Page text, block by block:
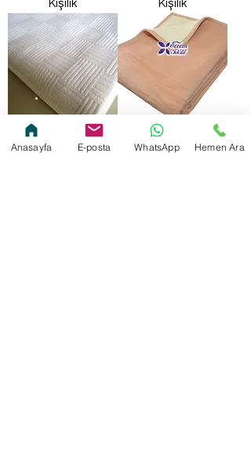
Kişilik
Kişilik
Damalı Pike Tek
Lüx Otel Battaniyesi
Anasayfa E-posta WhatsApp Hemen Ara